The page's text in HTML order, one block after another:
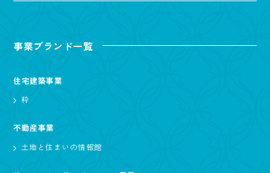
事業ブランド一覧
住宅建築事業
粋
不動産事業
土地と住まいの情報館